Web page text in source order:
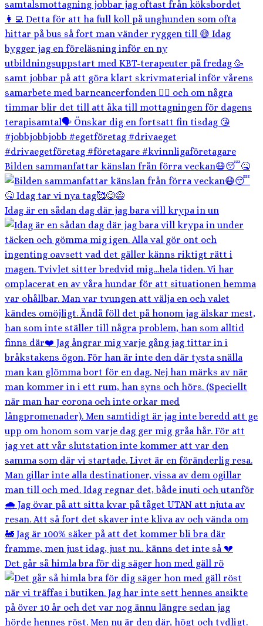
Bilden sammanfattar känslan från förra veckan😷😴🤒
Idag är en sådan dag där jag bara vill krypa in un
Det går så himla bra för dig säger hon med gäll rö